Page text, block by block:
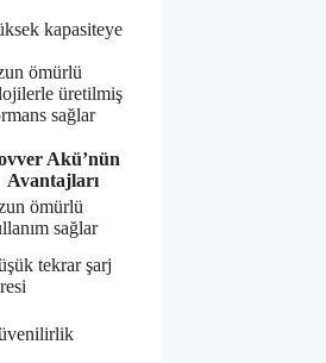
kapasiteye
ömürlü
üretilmiş
sağlar
Akü’nün
Avantajları
ömürlü
sağlar
tekrar şarj